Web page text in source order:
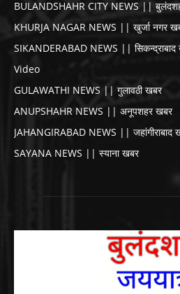
BULANDSHAHR CITY NEWS ||
KHURJA NAGAR NEWS || खुर्जा नगर
SIKANDERABAD NEWS || सिकन्द्राबाद
Video
GULAWATHI NEWS || गुलावठी खबर
ANUPSHAHR NEWS || अनूपशहर खबर
JAHANGIRABAD NEWS || जहांगीराबाद
SAYANA NEWS || स्याना खबर